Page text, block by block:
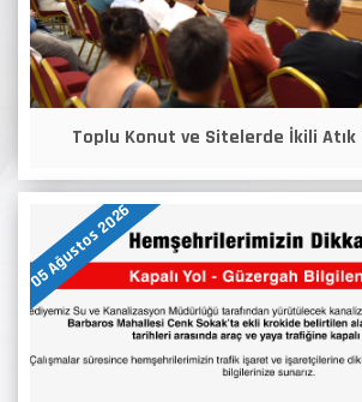
Toplu Konut ve Sitelerde İkili Atık
05 Ağustos 2026